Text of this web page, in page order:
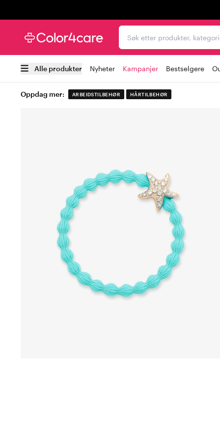
Søk etter produkter,
Alle produkter Nyheter Kampanjer Bestselgere
Oppdag mer: ARBEIDSTILBEHØR HÅRTILBEHØR